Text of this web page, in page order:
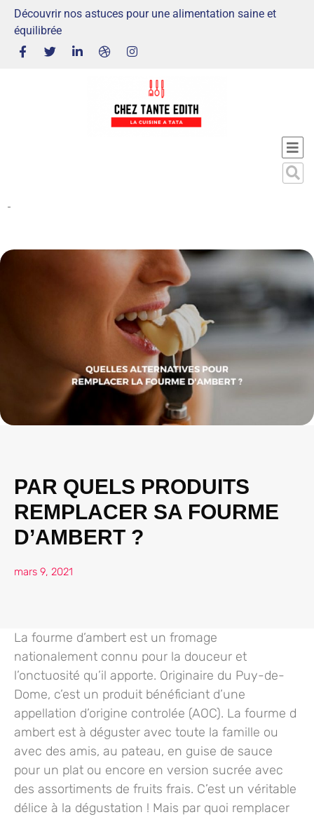
Découvrir nos astuces pour une alimentation saine et
équilibrée
-
PAR QUELS PRODUITS
REMPLACER SA FOURME
D’AMBERT ?
mars 9, 2021
La fourme d’ambert est un fromage
nationalement connu pour la douceur et
l’onctuosité qu’il apporte. Originaire du Puy-de-
Dome, c’est un produit bénéficiant d’une
appellation d’origine controlée (AOC). La fourme d
ambert est à déguster avec toute la famille ou
avec des amis, au pateau, en guise de sauce
pour un plat ou encore en version sucrée avec
des assortiments de fruits frais. C’est un véritable
délice à la dégustation ! Mais par quoi remplacer